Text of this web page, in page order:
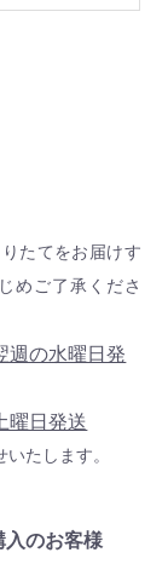
たてをお届けす
めご了承くださ
週の水曜日発
曜日発送
たします。
のお客様